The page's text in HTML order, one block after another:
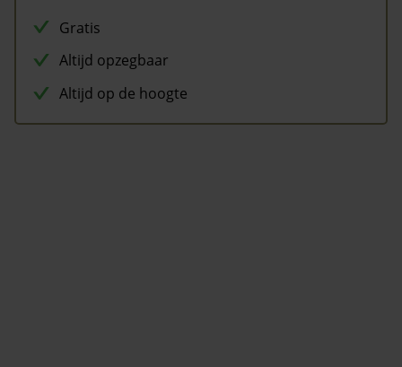
Gratis
Altijd opzegbaar
Altijd op de hoogte